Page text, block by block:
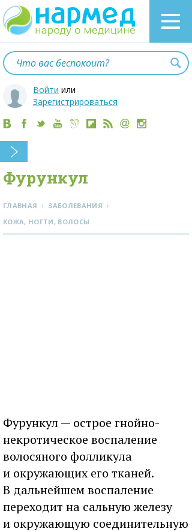
Войти или
Зарегистрироваться
Фурункул
ГЛАВНАЯ › ЗАБОЛЕВАНИЯ ›
КОЖА, НОГТИ, ВОЛОСЫ
Фурункул — острое гнойно-
некротическое воспаление
волосяного фолликула
и окружающих его тканей.
В дальнейшем воспаление
переходит на сальную железу
и окружающую соединительную